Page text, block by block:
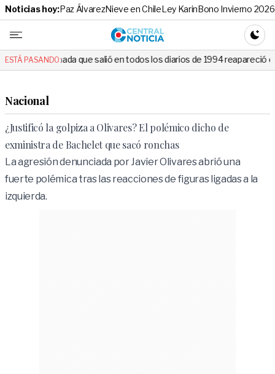
Noticias hoy:Paz ÁlvarezNieve en ChileLey KarinBono Invierno 2026
Central
ESTÁ PASANDO:
que salió en todos los diarios de 1994 reapareció e hizo llorar a
Nacional
¿Justificó la golpiza a Olivares? El polémico dicho de
exministra de Bachelet que sacó ronchas
La agresión denunciada por Javier Olivares abrió una
fuerte polémica tras las reacciones de figuras ligadas a la
izquierda.